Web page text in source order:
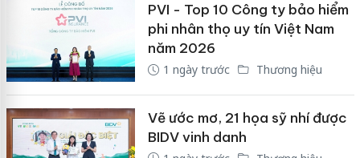
PVI - Top 10 Công ty bảo hiểm
phi nhân thọ uy tín Việt Nam
năm 2026
1 ngày trước Thương hiệu
Vẽ ước mơ, 21 họa sỹ nhí được
BIDV vinh danh